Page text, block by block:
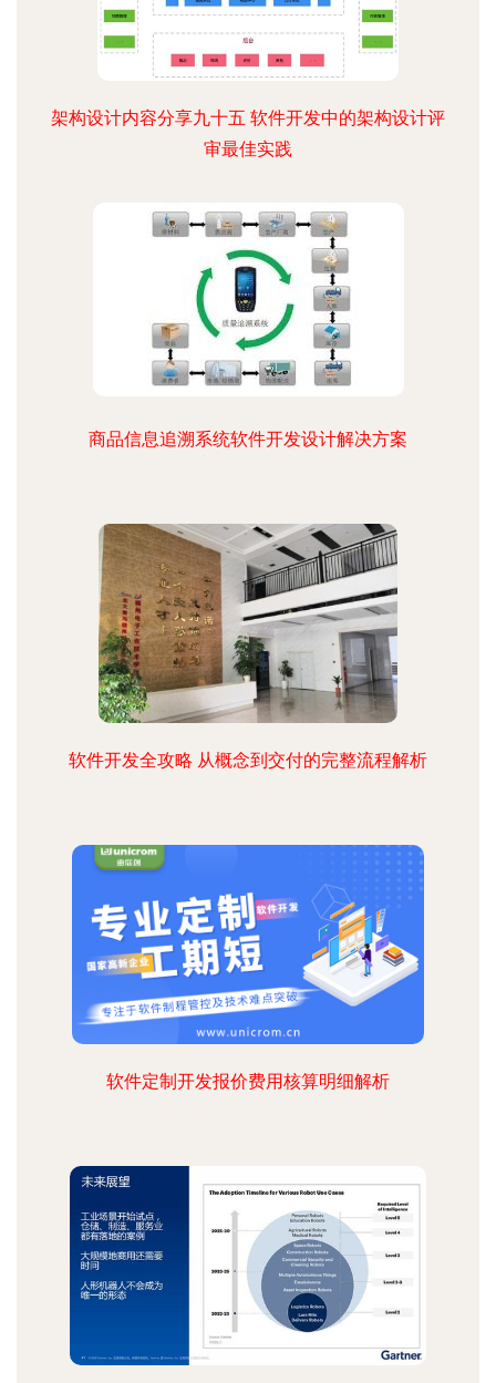
架构设计内容分享九十五 软件开发中的架构设计评
审最佳实践
商品信息追溯系统软件开发设计解决方案
软件开发全攻略 从概念到交付的完整流程解析
软件定制开发报价费用核算明细解析